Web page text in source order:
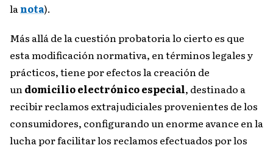
lanota).
Más allá de la cuestión probatoria lo cierto es que
esta modificación normativa, en términos legales y
prácticos, tiene por efectos la creación de
undomicilio electrónico especial, destinado a
recibir reclamos extrajudiciales provenientes de los
consumidores, configurando un enorme avance en la
lucha por facilitar los reclamos efectuados por los